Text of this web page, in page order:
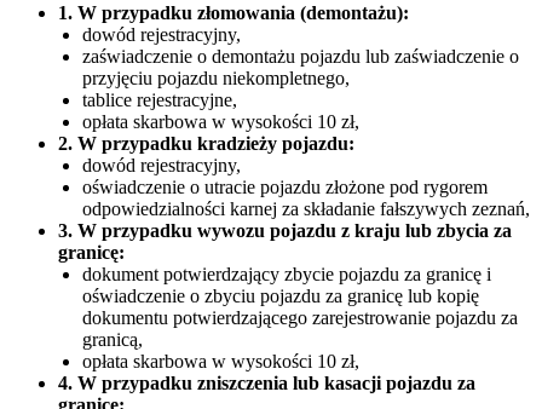
1. W przypadku złomowania (demontażu):
dowód rejestracyjny,
zaświadczenie o demontażu pojazdu lub zaświadczenie o
przyjęciu pojazdu niekompletnego,
tablice rejestracyjne,
opłata skarbowa w wysokości 10 zł,
2. W przypadku kradzieży pojazdu:
dowód rejestracyjny,
oświadczenie o utracie pojazdu złożone pod rygorem
odpowiedzialności karnej za składanie fałszywych zeznań,
3. W przypadku wywozu pojazdu z kraju lub zbycia za
granicę:
dokument potwierdzający zbycie pojazdu za granicę i
oświadczenie o zbyciu pojazdu za granicę lub kopię
dokumentu potwierdzającego zarejestrowanie pojazdu za
granicą,
opłata skarbowa w wysokości 10 zł,
4. W przypadku zniszczenia lub kasacji pojazdu za
granicę: